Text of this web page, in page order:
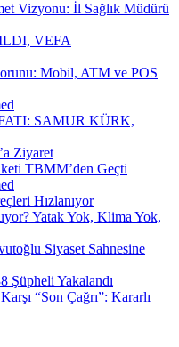
Vizyonu: İl Sağlık Müdürü
VEFA
Mobil, ATM ve POS
SAMUR KÜRK,
Ziyaret
TBMM’den Geçti
Hızlanıyor
Yatak Yok, Klima Yok,
Siyaset Sahnesine
Şüpheli Yakalandı
“Son Çağrı”: Kararlı